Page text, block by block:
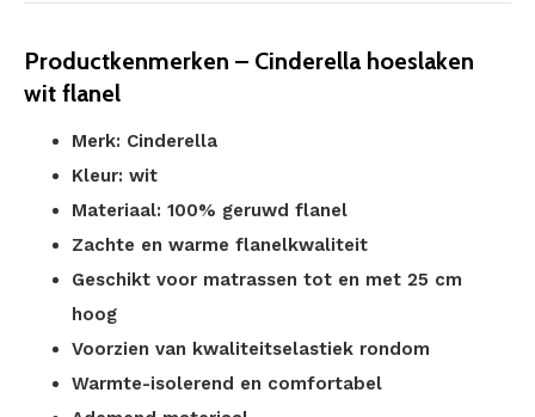
Productkenmerken – Cinderella hoeslaken
wit flanel
Merk: Cinderella
Kleur: wit
Materiaal: 100% geruwd flanel
Zachte en warme flanelkwaliteit
Geschikt voor matrassen tot en met 25 cm
hoog
Voorzien van kwaliteitselastiek rondom
Warmte-isolerend en comfortabel